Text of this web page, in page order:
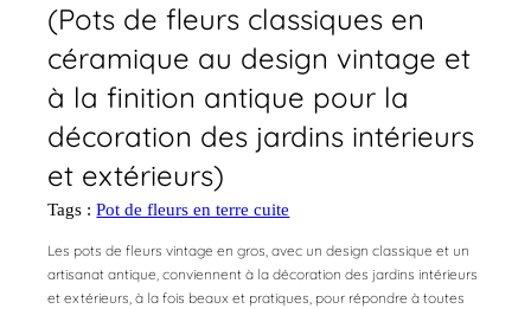
(Pots de fleurs classiques en
céramique au design vintage et
à la finition antique pour la
décoration des jardins intérieurs
et extérieurs)
Tags :Pot de fleurs en terre cuite
Les pots de fleurs vintage en gros, avec un design classique et un
artisanat antique, conviennent à la décoration des jardins intérieurs
et extérieurs, à la fois beaux et pratiques, pour répondre à toutes